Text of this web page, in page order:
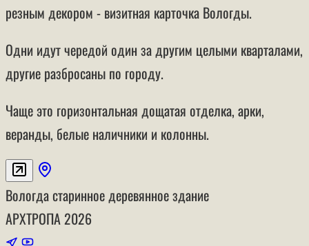
резным декором - визитная карточка Вологды.
Одни идут чередой один за другим целыми кварталами,
другие разбросаны по городу.
Чаще это горизонтальная дощатая отделка, арки,
веранды, белые наличники и колонны.
Вологдастаринное деревянное здание
АРХТРОПА 2026